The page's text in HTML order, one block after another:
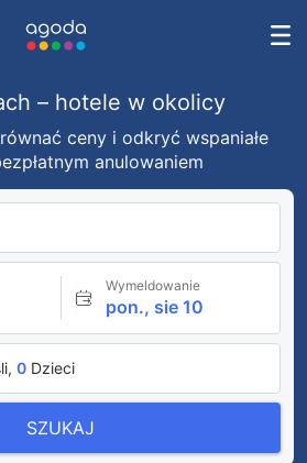
– hotele w okolicy
ceny i odkryć wspaniałe
anulowaniem
Wymeldowanie
pon., sie 10
0 Dzieci
SZUKAJ